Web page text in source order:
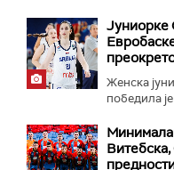
Јуниорке
Женска
победила